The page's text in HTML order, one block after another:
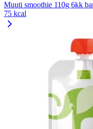
Muuti smoothie 110g 6kk
75 kcal